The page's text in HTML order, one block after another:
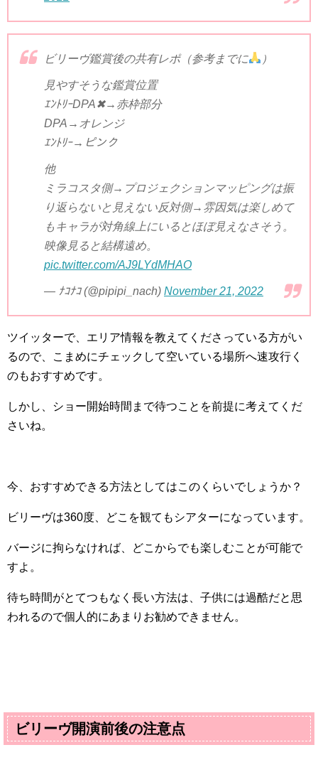
ビリーヴ鑑賞後の共有レポ（参考までに ）
見やすそうな鑑賞位置
ｴﾝﾄﾘｰDPA✖→赤枠部分
DPA→オレンジ
ｴﾝﾄﾘｰ→ピンク
他
ミラコスタ側→プロジェクションマッピングは振
り返らないと見えない反対側→雰因気は楽しめて
もキャラが対角線上にいるとほぼ見えなさそう。
映像見ると結構遠め。
pic.twitter.com/AJ9LYdMHAO
— ﾅｺﾅｺ (@pipipi_nach) November 21, 2022
ツイッターで、エリア情報を教えてくださっている方がい
るので、こまめにチェックして空いている場所へ速攻行く
のもおすすめです。
しかし、ショー開始時間まで待つことを前提に考えてくだ
さいね。
今、おすすめできる方法としてはこのくらいでしょうか？
ビリーヴは360度、どこを観てもシアターになっています。
バージに拘らなければ、どこからでも楽しむことが可能で
すよ。
待ち時間がとてつもなく長い方法は、子供には過酷だと思
われるので個人的にあまりお勧めできません。
ビリーヴ開演前後の注意点